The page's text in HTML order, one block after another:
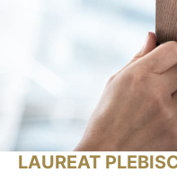
LAUREAT